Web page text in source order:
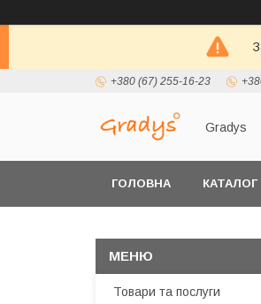
+380 (67) 255-16-23
Gradys
ГОЛОВНА КАТАЛОГ
Товари та послуги